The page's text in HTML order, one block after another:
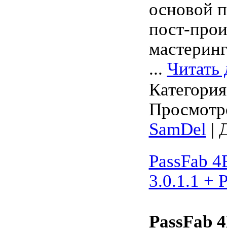
основой
пост-
... Читать
SamDel |
PassFab
3.0.1.1 +
PassFab